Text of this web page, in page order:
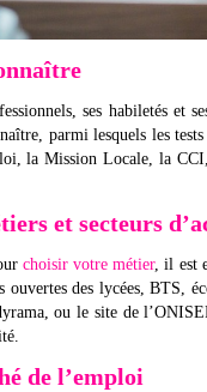
ses habiletés
parmi lesquels les
la Mission Locale, la
et secteurs
choisir votre métier, il est
ouvertes des lycées, BTS,
ou le site de
de l’emploi